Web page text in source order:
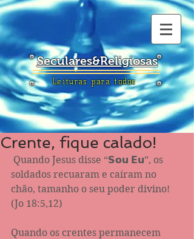
Seculares&Religiosas
Leituras para todos
Crente, fique calado!
soldados recuaram e caíram no
chão, tamanho o seu poder divino!
(Jo 18:5,12)
Quando os crentes permanecem